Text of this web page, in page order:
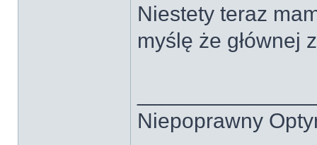
Niestety teraz
myślę że głównej
Niepoprawny